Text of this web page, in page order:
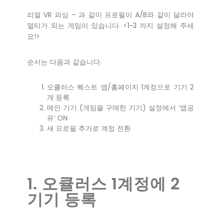
리얼 VR 피싱 – 과 같이 프로필이 A/B와 같이 달라야
멀티가 되는 게임이 있습니다. <1~3 까지 설정해 주세
요!>
순서는 다음과 같습니다.
오큘러스 퀘스트 앱/홈페이지 1계정으로 기기 2
개 등록
메인 기기 (게임을 구매한 기기) 설정에서 ‘앱공
유’ ON
새 프로필 추가로 계정 전환
1. 오큘러스 1계정에 2
기기 등록